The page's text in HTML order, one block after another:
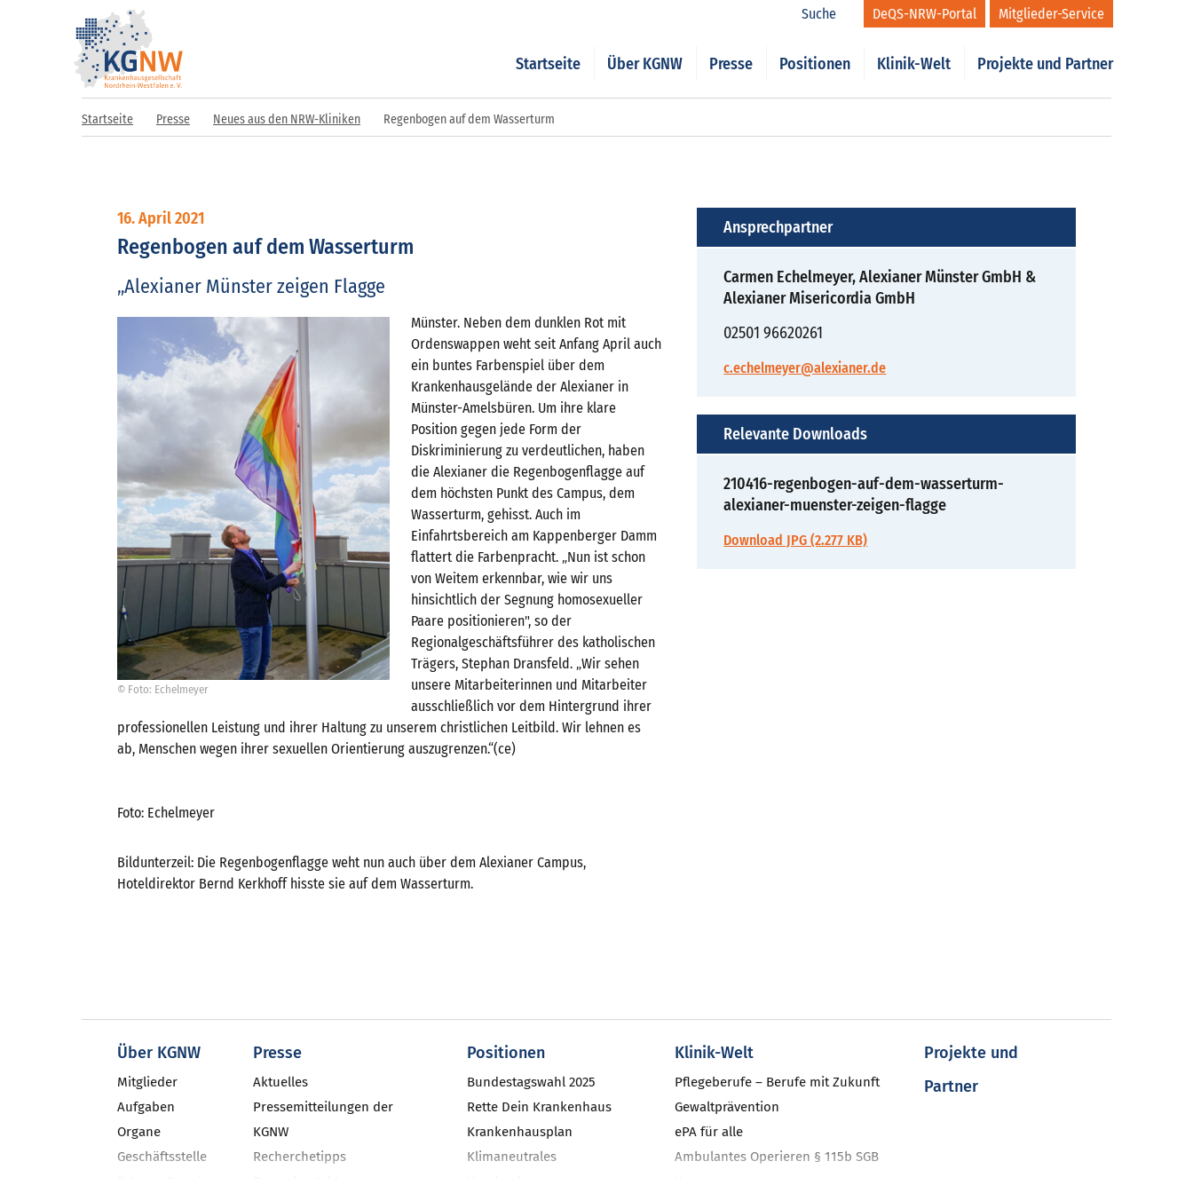
Suche DeQS-NRW-Portal Mitglieder-Service
Startseite Über KGNW Presse Positionen Klinik-Welt Projekte und Partner
Startseite Presse Neues aus den NRW-Kliniken Regenbogen auf dem Wasserturm
16. April 2021
Regenbogen auf dem Wasserturm
„Alexianer Münster zeigen Flagge
© Foto: Echelmeyer
Münster. Neben dem dunklen Rot mit
Ordenswappen weht seit Anfang April auch
ein buntes Farbenspiel über dem
Krankenhausgelände der Alexianer in
Münster-Amelsbüren. Um ihre klare
Position gegen jede Form der
Diskriminierung zu verdeutlichen, haben
die Alexianer die Regenbogenflagge auf
dem höchsten Punkt des Campus, dem
Wasserturm, gehisst. Auch im
Einfahrtsbereich am Kappenberger Damm
flattert die Farbenpracht. „Nun ist schon
von Weitem erkennbar, wie wir uns
hinsichtlich der Segnung homosexueller
Paare positionieren", so der
Regionalgeschäftsführer des katholischen
Trägers, Stephan Dransfeld. „Wir sehen
unsere Mitarbeiterinnen und Mitarbeiter
ausschließlich vor dem Hintergrund ihrer
professionellen Leistung und ihrer Haltung zu unserem christlichen Leitbild. Wir lehnen es
ab, Menschen wegen ihrer sexuellen Orientierung auszugrenzen.“(ce)
Foto: Echelmeyer
Bildunterzeil: Die Regenbogenflagge weht nun auch über dem Alexianer Campus,
Hoteldirektor Bernd Kerkhoff hisste sie auf dem Wasserturm.
Ansprechpartner
Carmen Echelmeyer, Alexianer Münster GmbH &
Alexianer Misericordia GmbH
02501 96620261
c.echelmeyer@alexianer.de
Relevante Downloads
210416-regenbogen-auf-dem-wasserturm-
alexianer-muenster-zeigen-flagge
Download JPG (2.277 KB)
Über KGNW
Mitglieder
Aufgaben
Organe
Geschäftsstelle
Presse
Aktuelles
Pressemitteilungen der
KGNW
Recherchetipps
Positionen
Bundestagswahl 2025
Rette Dein Krankenhaus
Krankenhausplan
Klimaneutrales
Klinik-Welt
Pflegeberufe – Berufe mit Zukunft
Gewaltprävention
ePA für alle
Ambulantes Operieren § 115b SGB
Projekte und
Partner